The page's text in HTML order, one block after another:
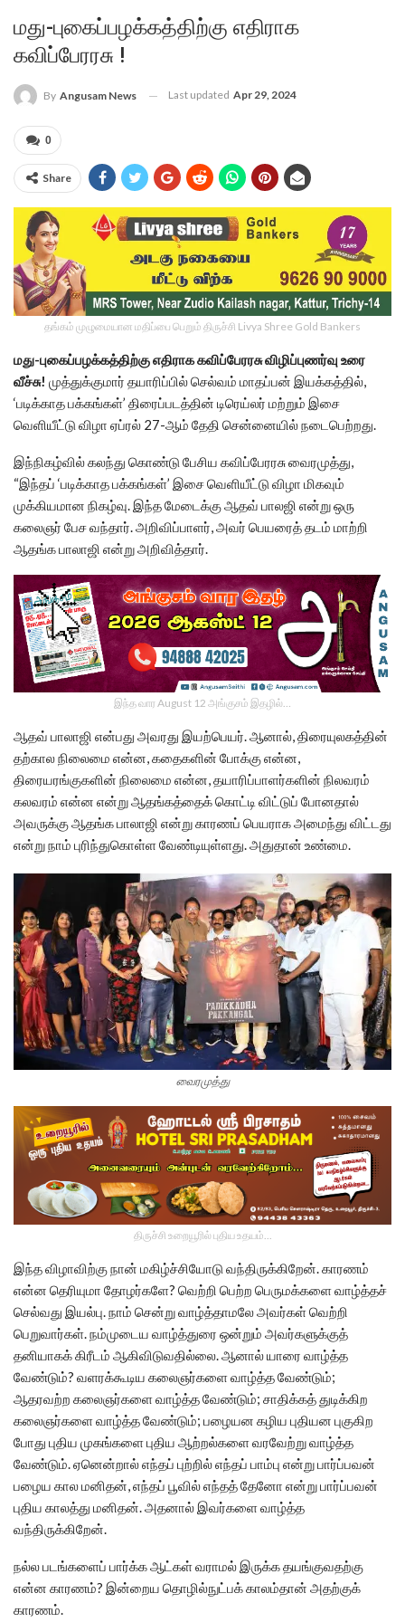
மது-புகைப்பழக்கத்திற்கு எதிராக
கவிப்பேரரசு !
By Angusam News Last updated Apr 29, 2024
0
Share
தங்கம் முழுமையான மதிப்பை பெறும் திருச்சி Livya Shree Gold Bankers
மது-புகைப்பழக்கத்திற்கு எதிராக கவிப்பேரரசு விழிப்புணர்வு உரை
வீச்சு! முத்துக்குமார் தயாரிப்பில் செல்வம் மாதப்பன் இயக்கத்தில்,
‘படிக்காத பக்கங்கள்’ திரைப்படத்தின் டிரெய்லர் மற்றும் இசை
வெளியீட்டு விழா ஏப்ரல் 27-ஆம் தேதி சென்னையில் நடைபெற்றது.
இந்நிகழ்வில் கலந்து கொண்டு பேசிய கவிப்பேரரசு வைரமுத்து,
“இந்தப் ‘படிக்காத பக்கங்கள்’ இசை வெளியீட்டு விழா மிகவும்
முக்கியமான நிகழ்வு. இந்த மேடைக்கு ஆதவ் பாலஜி என்று ஒரு
கலைஞர் பேச வந்தார். அறிவிப்பாளர், அவர் பெயரைத் தடம் மாற்றி
ஆதங்க பாலாஜி என்று அறிவித்தார்.
இந்த வார August 12 அங்குசம் இதழில்…
ஆதவ் பாலாஜி என்பது அவரது இயற்பெயர். ஆனால், திரையுலகத்தின்
தற்கால நிலைமை என்ன, கதைகளின் போக்கு என்ன,
திரையரங்குகளின் நிலைமை என்ன, தயாரிப்பாளர்களின் நிலவரம்
கலவரம் என்ன என்று ஆதங்கத்தைக் கொட்டி விட்டுப் போனதால்
அவருக்கு ஆதங்க பாலாஜி என்று காரணப் பெயராக அமைந்து விட்டது
என்று நாம் புரிந்துகொள்ள வேண்டியுள்ளது. அதுதான் உண்மை.
வைரமுத்து
திருச்சி உறையூரில் புதிய உதயம்...
இந்த விழாவிற்கு நான் மகிழ்ச்சியோடு வந்திருக்கிறேன். காரணம்
என்ன தெரியுமா தோழர்களே? வெற்றி பெற்ற பெருமக்களை வாழ்த்தச்
செல்வது இயல்பு. நாம் சென்று வாழ்த்தாமலே அவர்கள் வெற்றி
பெறுவார்கள். நம்முடைய வாழ்த்துரை ஒன்றும் அவர்களுக்குத்
தனியாகக் கிரீடம் ஆகிவிடுவதில்லை. ஆனால் யாரை வாழ்த்த
வேண்டும்? வளரக்கூடிய கலைஞர்களை வாழ்த்த வேண்டும்;
ஆதரவற்ற கலைஞர்களை வாழ்த்த வேண்டும்; சாதிக்கத் துடிக்கிற
கலைஞர்களை வாழ்த்த வேண்டும்; பழையன கழிய புதியன புகுகிற
போது புதிய முகங்களை புதிய ஆற்றல்களை வரவேற்று வாழ்த்த
வேண்டும். ஏனென்றால் எந்தப் புற்றில் எந்தப் பாம்பு என்று பார்ப்பவன்
பழைய கால மனிதன், எந்தப் பூவில் எந்தத் தேனோ என்று பார்ப்பவன்
புதிய காலத்து மனிதன். அதனால் இவர்களை வாழ்த்த
வந்திருக்கிறேன்.
நல்ல படங்களைப் பார்க்க ஆட்கள் வராமல் இருக்க தயங்குவதற்கு
என்ன காரணம்? இன்றைய தொழில்நுட்பக் காலம்தான் அதற்குக்
காரணம்.